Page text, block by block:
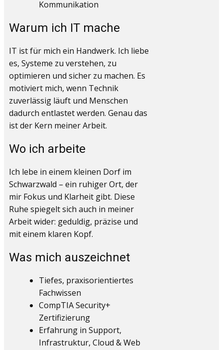
Kommunikation
Warum ich IT mache
IT ist für mich ein Handwerk. Ich liebe
es, Systeme zu verstehen, zu
optimieren und sicher zu machen. Es
motiviert mich, wenn Technik
zuverlässig läuft und Menschen
dadurch entlastet werden. Genau das
ist der Kern meiner Arbeit.
Wo ich arbeite
Ich lebe in einem kleinen Dorf im
Schwarzwald – ein ruhiger Ort, der
mir Fokus und Klarheit gibt. Diese
Ruhe spiegelt sich auch in meiner
Arbeit wider: geduldig, präzise und
mit einem klaren Kopf.
Was mich auszeichnet
Tiefes, praxisorientiertes
Fachwissen
CompTIA Security+
Zertifizierung
Erfahrung in Support,
Infrastruktur, Cloud & Web